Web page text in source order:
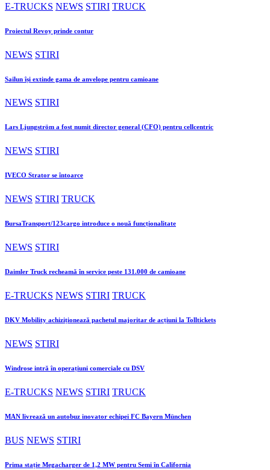
E-TRUCKS NEWS STIRI TRUCK
Proiectul Revoy prinde contur
NEWS STIRI
Sailun își extinde gama de anvelope pentru camioane
NEWS STIRI
Lars Ljungström a fost numit director general (CFO) pentru cellcentric
NEWS STIRI
IVECO Strator se întoarce
NEWS STIRI TRUCK
BursaTransport/123cargo introduce o nouă funcționalitate
NEWS STIRI
Daimler Truck recheamă în service peste 131.000 de camioane
E-TRUCKS NEWS STIRI TRUCK
DKV Mobility achiziționează pachetul majoritar de acțiuni la Tolltickets
NEWS STIRI
Windrose intră în operațiuni comerciale cu DSV
E-TRUCKS NEWS STIRI TRUCK
MAN livrează un autobuz inovator echipei FC Bayern München
BUS NEWS STIRI
Prima stație Megacharger de 1,2 MW pentru Semi în California